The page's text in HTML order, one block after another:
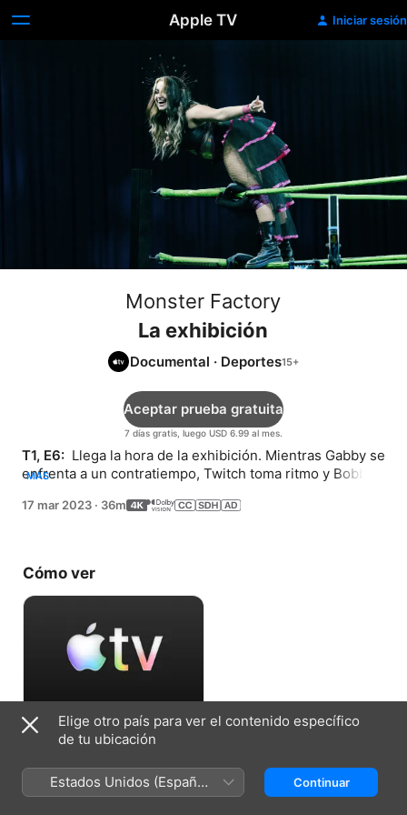
Apple TV Iniciar sesión
Monster Factory
La exhibición
Documental · Deportes
7 días gratis, luego USD 6.99 al mes.
Aceptar prueba gratuita
T1, E6: Llega la hora de la exhibición. Mientras Gabby se
enfrenta a un contratiempo, Twitch toma ritmo y Bobby
MÁS
17 mar 2023 · 36m
Cómo ver
Aceptar prueba gratuita
7 días gratis, luego USD 6.99 al mes.
Elige otro país para ver el contenido específico
de tu ubicación
Estados Unidos (Español
México)
Continuar